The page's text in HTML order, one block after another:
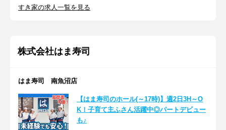
すき家の求人一覧を見る
株式会社はま寿司
はま寿司 南魚沼店
【はま寿司のホール(～17時)】週2日3H～O
K！子育て主ふさん活躍中◎パートデビュー
も♪